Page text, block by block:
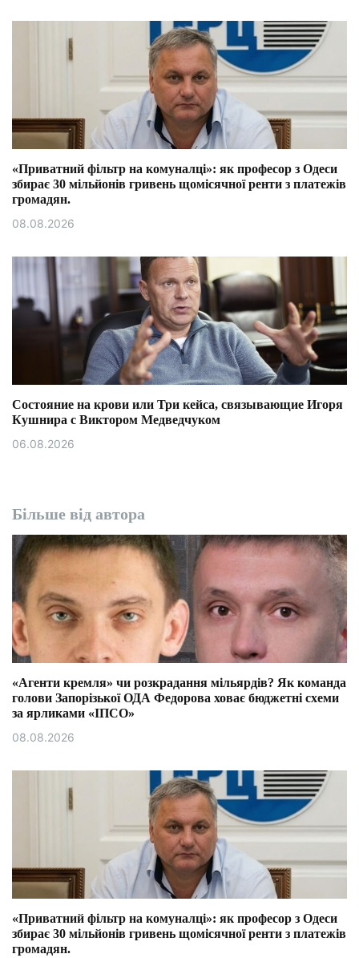
«Приватний фільтр на комуналці»: як професор з Одеси
збирає 30 мільйонів гривень щомісячної ренти з платежів
громадян.
08.08.2026
Состояние на крови или Три кейса, связывающие Игоря
Кушнира с Виктором Медведчуком
06.08.2026
Більше від автора
«Агенти кремля» чи розкрадання мільярдів? Як команда
голови Запорізької ОДА Федорова ховає бюджетні схеми
за ярликами «ІПСО»
08.08.2026
«Приватний фільтр на комуналці»: як професор з Одеси
збирає 30 мільйонів гривень щомісячної ренти з платежів
громадян.